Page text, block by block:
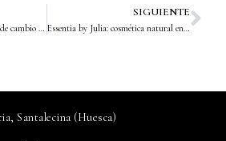
Solsticio de invierno: época de cambio y renovación
SIGUIENTE
Essentia by Julia: cosmética natural en busca de tu esencia
Santalecina (Huesca)